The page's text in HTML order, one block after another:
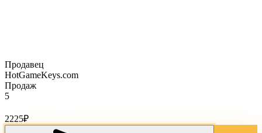
Продавец
HotGameKeys.com
Продаж
5
2225₽